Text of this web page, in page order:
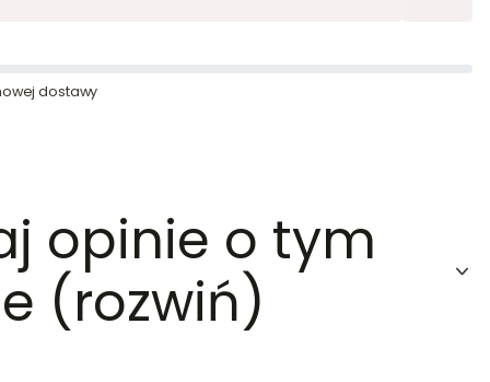
dostawy
opinie o tym
(rozwiń)